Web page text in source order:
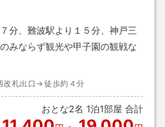
分、難波駅より１５分、神戸三
みならず観光や甲子園の観戦な
改札出口→徒歩約４分
おとな2名 1泊1部屋 合計